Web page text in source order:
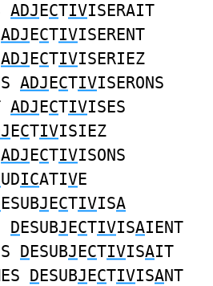
ADJECTIVISERAIT
ADJECTIVISERENT
ADJECTIVISERIEZ
ADJECTIVISERONS
ADJECTIVISES
ECTIVISIEZ
ADJECTIVISONS
UDICATIVE
ESUBJECTIVISA
DESUBJECTIVISAIENT
DESUBJECTIVISAIT
DESUBJECTIVISANT